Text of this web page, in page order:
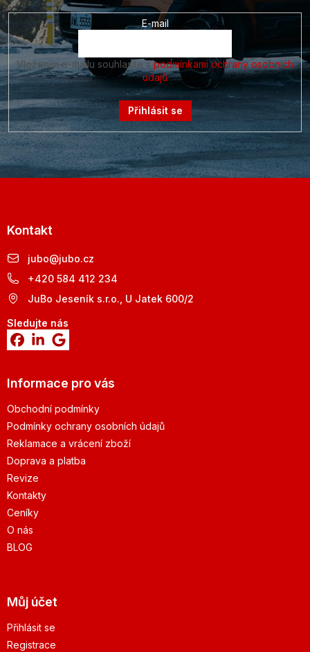
E-mail
Vložením e-mailu souhlasíte spodmínkami ochrany osobních
údajů
Přihlásit se
Kontakt
jubo@jubo.cz
+420 584 412 234
JuBo Jeseník s.r.o., U Jatek 600/2
Sledujte nás
Informace pro vás
Obchodní podmínky
Podmínky ochrany osobních údajů
Reklamace a vrácení zboží
Doprava a platba
Revize
Kontakty
Ceníky
O nás
BLOG
Můj účet
Přihlásit se
Registrace